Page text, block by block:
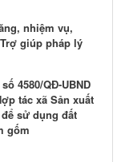
nhiệm vụ,
giúp pháp lý
4580/QĐ-UBND
tác xã Sản xuất
sử dụng đất
gốm